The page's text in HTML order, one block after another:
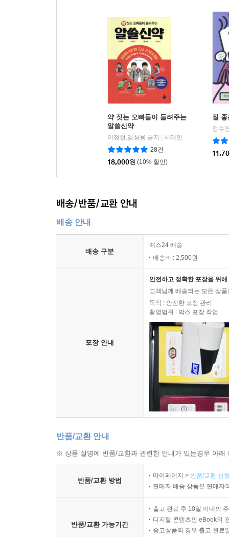
약 짓는 오빠들이 들려주는
알쓸신약
이정철,임성용 공저
시대인
28건
18,000원 (10% 할인)
질
정수
배송/반품/교환 안내
배송 안내
배송 구분
예스24 배송
배송비 : 2,500원
포장 안내
안전하고 정확한 포장을 위
고객님께 배송되는 모든 상
목적 : 안전한 포장 관리
촬영범위 : 박스 포장 작업
반품/교환 안내
※ 상품 설명에 반품/교환과 관련한 안내가 있는경우 아
반품/교환 방법
마이페이지 > 반품/교환 신
판매자 배송 상품은 판매자
반품/교환 가능기간
출고 완료 후 10일 이내의
디지털 콘텐츠인 eBook의
중고상품의 경우 출고 완료